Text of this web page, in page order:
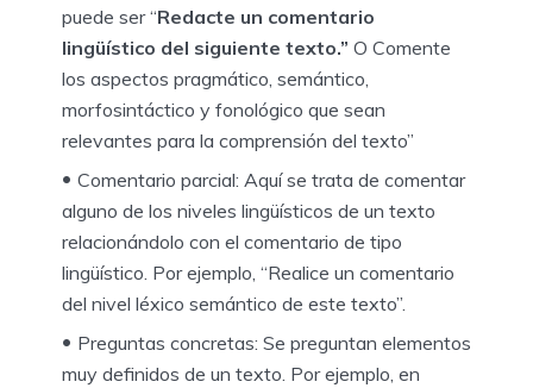
puede ser “Redacte un comentario
Iingüístico del siguiente texto.” O Comente
los aspectos pragmático, semántico,
morfosintáctico y fonológico que sean
relevantes para la comprensión del texto”
Comentario parcial: Aquí se trata de comentar
alguno de los niveles lingüísticos de un texto
relacionándolo con el comentario de tipo
lingüístico. Por ejemplo, “Realice un comentario
del nivel léxico semántico de este texto”.
Preguntas concretas: Se preguntan elementos
muy definidos de un texto. Por ejemplo, en